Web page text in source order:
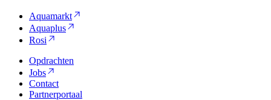
Aquamarkt
Aquaplus
Rosi
Opdrachten
Jobs
Contact
Partnerportaal